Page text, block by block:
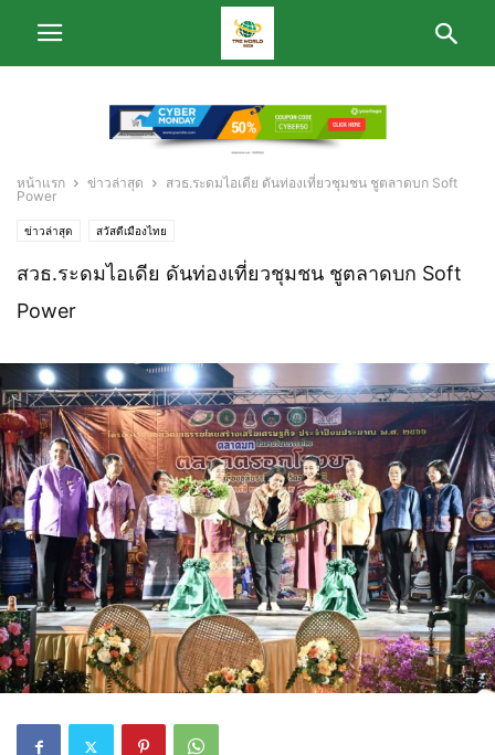
หน้าแรก ข่าวล่าสุด
สวธ.ระดมไอเดีย ดันท่องเที่ยวชุมชน ชูตลาดบก Soft
Power
ข่าวล่าสุด สวัสดีเมืองไทย
สวธ.ระดมไอเดีย ดันท่องเที่ยวชุมชน ชูตลาดบก Soft
Power